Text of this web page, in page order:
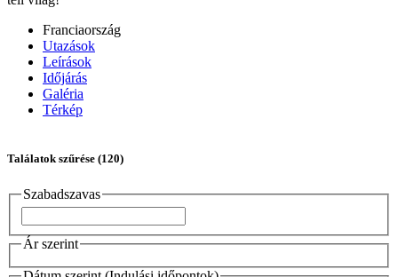
Franciaország
Utazások
Leírások
Időjárás
Galéria
Térkép
Találatok szűrése (120)
Szabadszavas
Ár szerint